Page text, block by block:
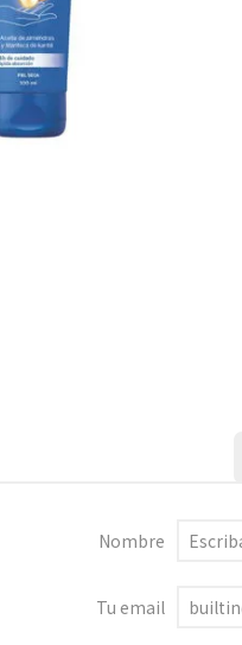
Nombre
Tu email